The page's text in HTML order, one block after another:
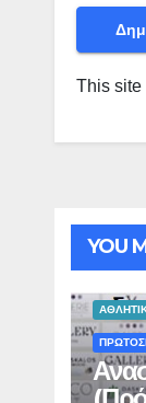
This site
YOU